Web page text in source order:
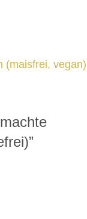
(maisfrei, vegan)
”